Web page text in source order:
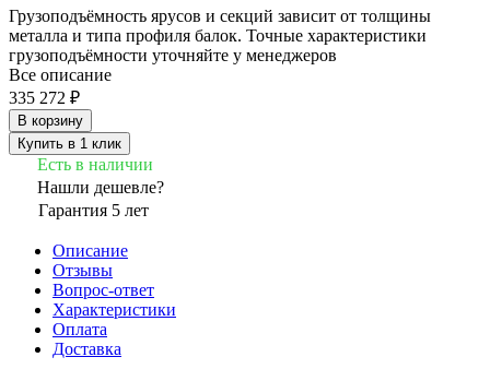
Грузоподъёмность ярусов и секций зависит от толщины
металла и типа профиля балок. Точные характеристики
грузоподъёмности уточняйте у менеджеров
Все описание
335 272 ₽
В корзину
Купить в 1 клик
Есть в наличии
Нашли дешевле?
Гарантия 5 лет
Описание
Отзывы
Вопрос-ответ
Характеристики
Оплата
Доставка